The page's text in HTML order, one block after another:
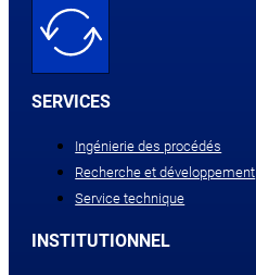
SERVICES
Ingénierie des procédés
Recherche et développement
Service technique
INSTITUTIONNEL